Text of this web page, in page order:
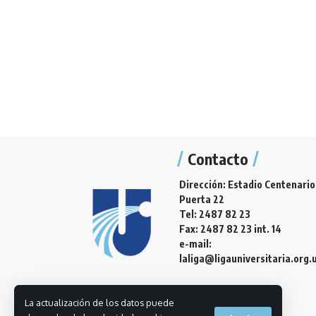
La actualización de los datos puede
Contacto
Dirección: Estadio Centenario
Puerta 22
Tel: 2487 82 23
Fax: 2487 82 23 int. 14
e-mail: